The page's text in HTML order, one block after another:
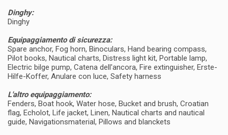
Dinghy:
Dinghy
Equipaggiamento di sicurezza:
Spare anchor, Fog horn, Binoculars, Hand bearing compass,
Pilot books, Nautical charts, Distress light kit, Portable lamp,
Electric bilge pump, Catena dell'ancora, Fire extinguisher, Erste-
Hilfe-Koffer, Anulare con luce, Safety harness
L'altro equipaggiamento:
Fenders, Boat hook, Water hose, Bucket and brush, Croatian
flag, Echolot, Life jacket, Linen, Nautical charts and nautical
guide, Navigationsmaterial, Pillows and blanckets